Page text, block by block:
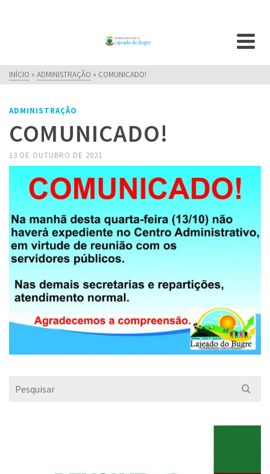
INÍCIO » ADMINISTRAÇÃO » COMUNICADO!
ADMINISTRAÇÃO
COMUNICADO!
13 DE OUTUBRO DE 2021
Search